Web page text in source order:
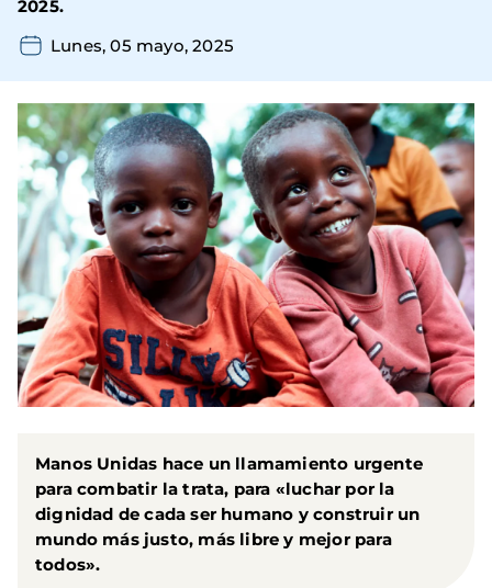
2025.
Lunes, 05 mayo, 2025
Manos Unidas hace un llamamiento urgente
para combatir la trata, para «luchar por la
dignidad de cada ser humano y construir un
mundo más justo, más libre y mejor para
todos».